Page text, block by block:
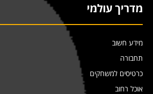
מדריך עולמי
מידע חשוב
תחבורה
כרטיסים למשחקים
אוכל רחוב